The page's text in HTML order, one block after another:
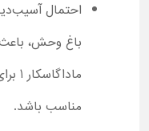
احتمال
باغ وحش،
مناسب باشد.